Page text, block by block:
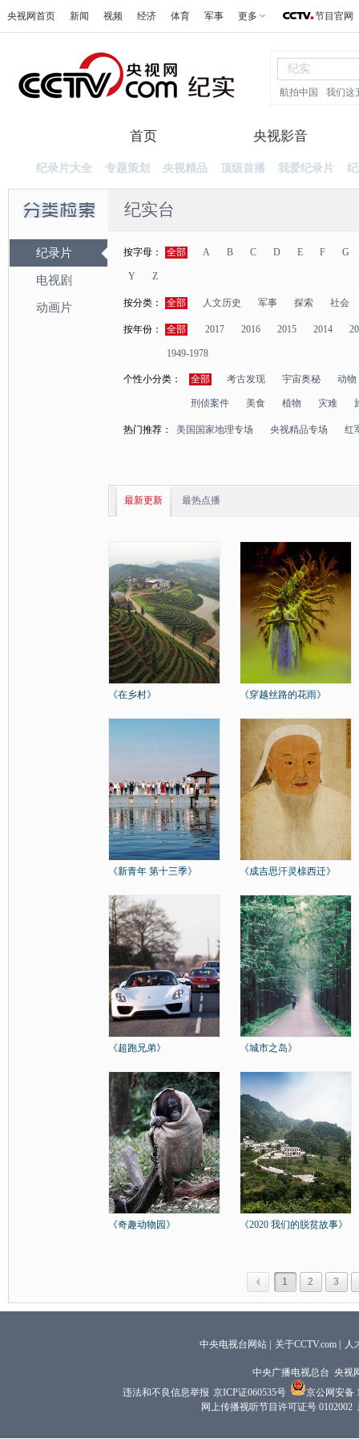
央视网首页 新闻 视频 经济 体育 军事 更多 节目官网
航拍中国 我们这
首页
纪录片大全 专题策划 央视精品 顶级首播 我爱纪录片
央视影音
纪录片
电视剧
动画片
纪实台
按字母： 全部 A B C D E F G
Y Z
按分类： 全部 人文历史 军事 探索 社会
按年份： 全部 2017 2016 2015 2014
1949-1978
个性小分类： 全部 考古发现 宇宙奥秘 动物
刑侦案件 美食 植物 灾难
热门推荐： 美国国家地理专场 央视精品专场 红
最新更新 最热点播
《在乡村》 《穿越丝路的花雨》
《新青年 第十三季》 《成吉思汗灵榇西迁》
《超跑兄弟》 《城市之岛》
《奇趣动物园》 《2020 我们的脱贫故事》
1 2 3
中央电视台网站 关于CCTV.com 人
中央广播电视总台 央视
违法和不良信息举报 京ICP证060535号
京公网安备
网上传播视听节目许可证号 0102002